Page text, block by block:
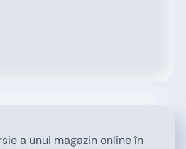
a unui magazin online în